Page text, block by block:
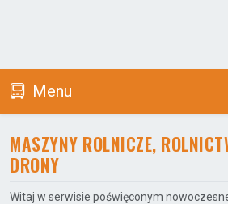
Menu
MASZYNY ROLNICZE,
DRONY
Witaj w serwisie poświęconym